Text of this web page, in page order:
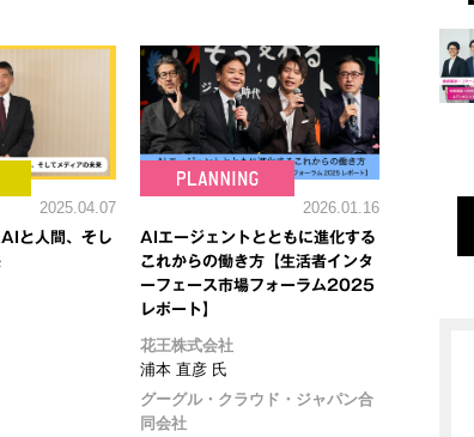
2025.04.07
と人間、そし
2026.01.16
AIエージェントとともに進化する
これからの働き方【生活者インタ
ーフェース市場フォーラム2025
レポート】
花王株式会社
浦本 直彦 氏
グーグル・クラウド・ジャパン合
同会社